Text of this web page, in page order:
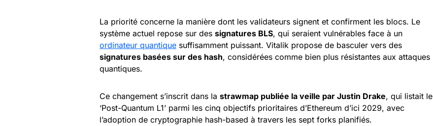
La priorité concerne la manière dont les validateurs signent et confirment les blocs. Le
système actuel repose sur des signatures BLS, qui seraient vulnérables face à un
ordinateur quantique suffisamment puissant. Vitalik propose de basculer vers des
signatures basées sur des hash, considérées comme bien plus résistantes aux attaques
quantiques.
Ce changement s’inscrit dans la strawmap publiée la veille par Justin Drake, qui listait le
‘Post-Quantum L1’ parmi les cinq objectifs prioritaires d’Ethereum d’ici 2029, avec
l’adoption de cryptographie hash-based à travers les sept forks planifiés.